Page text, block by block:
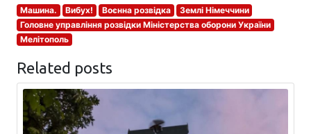
Машина. Вибух! Воєнна розвідка
Землі Німеччини
Головне управління розвідки Міністерства оборони України
Мелітополь
Related posts